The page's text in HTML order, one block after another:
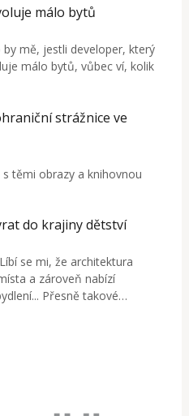
málo bytů
by mě, jestli developer, který
málo bytů, vůbec ví, kolik
strážnice ve
těmi obrazy a knihovnou
do krajiny dětství
se mi, že architektura
a zároveň nabízí
Přesně takové…